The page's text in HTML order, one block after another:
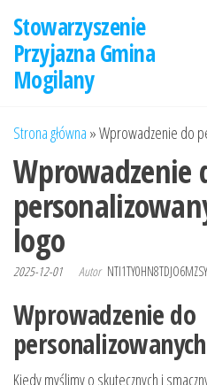
treści
Stowarzyszenie
Przyjazna Gmina
Mogilany
Strona główna »Wprowadzenie do
Wprowadzenie
logo
2025-12-01 Autor
Wprowadzenie do
Kiedy myślimy o skutecznych i